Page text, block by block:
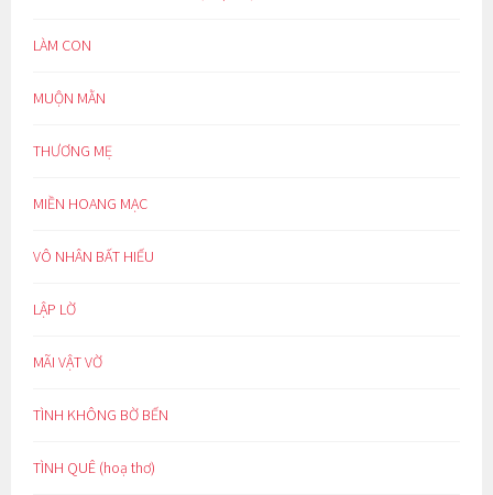
LÀM CON
MUỘN MẰN
THƯƠNG MẸ
MIỀN HOANG MẠC
VÔ NHÂN BẤT HIẾU
LẬP LỜ
MÃI VẬT VỜ
TÌNH KHÔNG BỜ BẾN
TÌNH QUÊ (hoạ thơ)